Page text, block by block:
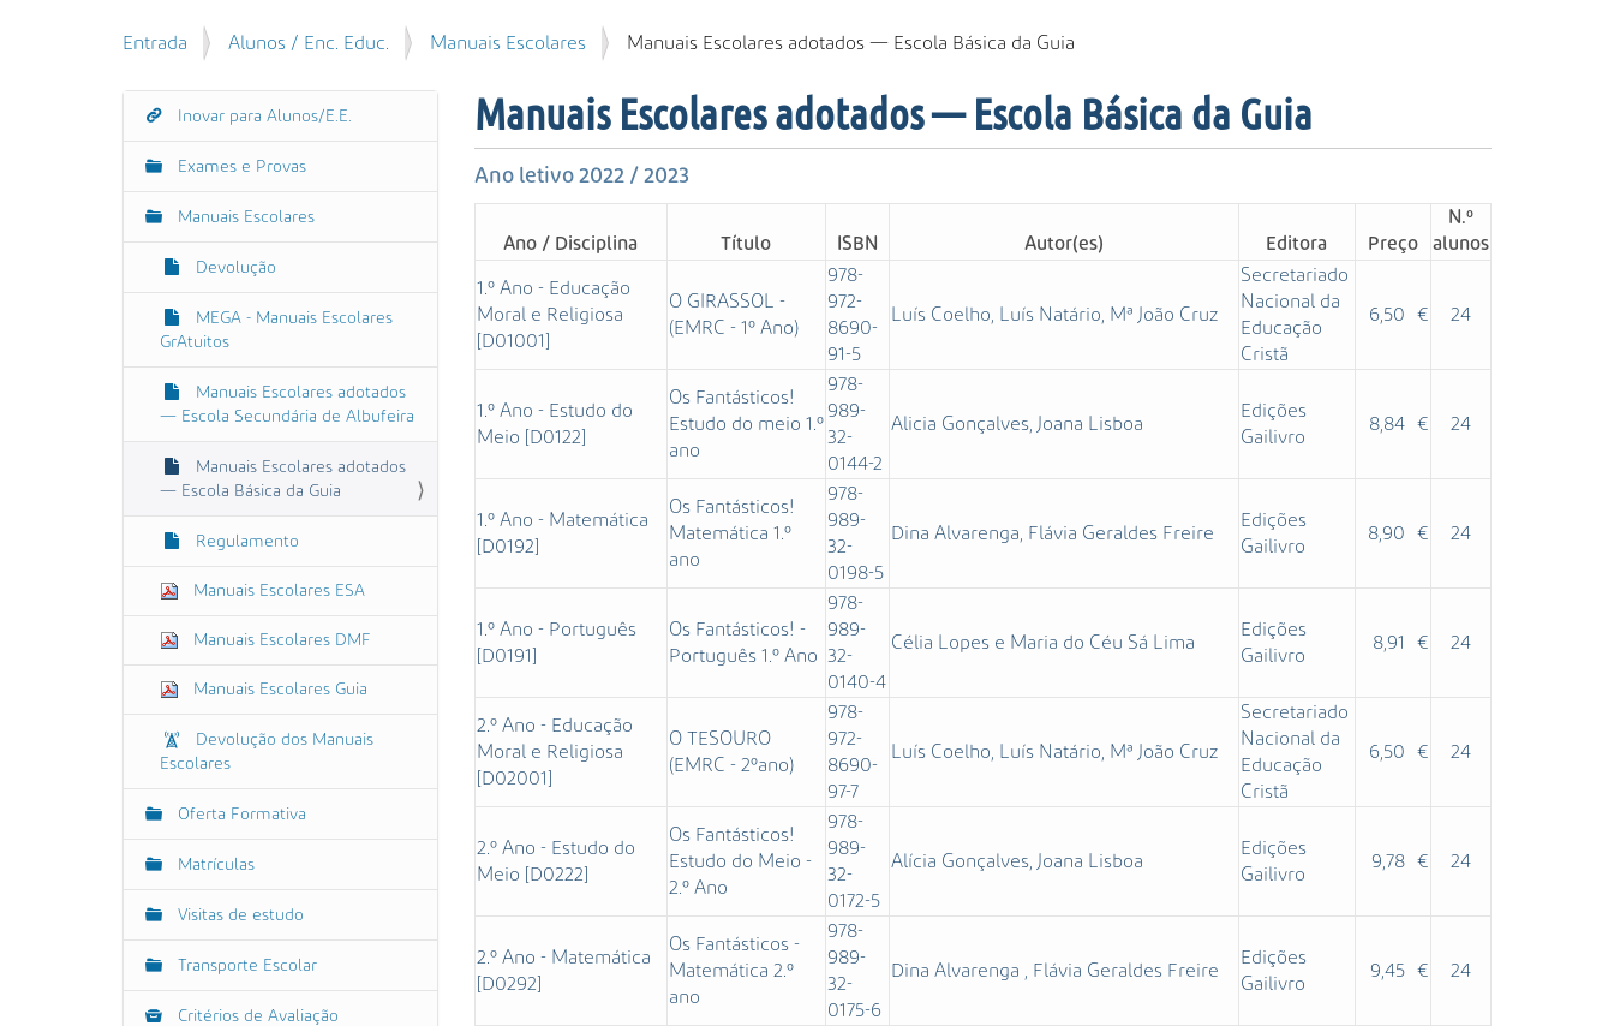
i
P
V
c
Entrada Alunos / Enc. Educ. Manuais Escolares Manuais Escolares adotados — Escola Básica da Guia
Manuais Escolares adotados — Escola Básica da Guia
Ano letivo 2022 / 2023
Ano / Disciplina Título ISBN Autor(es) Editora Preço
N.º
alunos
1.º Ano - Educação
Moral e Religiosa
[D01001]
O GIRASSOL -
(EMRC - 1º Ano)
978-
972-
8690-
91-5
Luís Coelho, Luís Natário, Mª João Cruz
Secretariado
Nacional da
Educação
Cristã
6,50 € 24
1.º Ano - Estudo do
Meio [D0122]
Os Fantásticos!
Estudo do meio 1.º
ano
978-
989-
32-
0144-2
Alicia Gonçalves, Joana Lisboa
Edições
Gailivro
8,84 € 24
1.º Ano - Matemática
[D0192]
Os Fantásticos!
Matemática 1.º
ano
978-
989-
32-
0198-5
Dina Alvarenga, Flávia Geraldes Freire
Edições
Gailivro
8,90 € 24
1.º Ano - Português
[D0191]
Os Fantásticos! -
Português 1.º Ano
978-
989-
32-
0140-4
Célia Lopes e Maria do Céu Sá Lima
Edições
Gailivro
8,91 € 24
2.º Ano - Educação
Moral e Religiosa
[D02001]
O TESOURO
(EMRC - 2ºano)
978-
972-
8690-
97-7
Luís Coelho, Luís Natário, Mª João Cruz
Secretariado
Nacional da
Educação
Cristã
6,50 € 24
2.º Ano - Estudo do
Meio [D0222]
Os Fantásticos!
Estudo do Meio -
2.º Ano
978-
989-
32-
0172-5
Alícia Gonçalves, Joana Lisboa
Edições
Gailivro
9,78 € 24
2.º Ano - Matemática
[D0292]
Os Fantásticos -
Matemática 2.º
ano
978-
989-
32-
0175-6
Dina Alvarenga , Flávia Geraldes Freire
Edições
Gailivro
9,45 € 24
N
e
Inovar para Alunos/E.E.
Exames e Provas
Manuais Escolares
Devolução
MEGA - Manuais Escolares
GrAtuitos
Manuais Escolares adotados
— Escola Secundária de Albufeira
Manuais Escolares adotados
— Escola Básica da Guia
Regulamento
Manuais Escolares ESA
Manuais Escolares DMF
Manuais Escolares Guia
Devolução dos Manuais
Escolares
Oferta Formativa
Matrículas
Visitas de estudo
Transporte Escolar
Critérios de Avaliação